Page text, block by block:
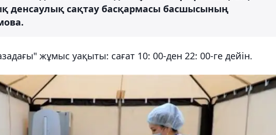
денсаулық сақтау басқармасы басшысының
жұмыс уақыты: сағат 10: 00-ден 22: 00-ге дейін.